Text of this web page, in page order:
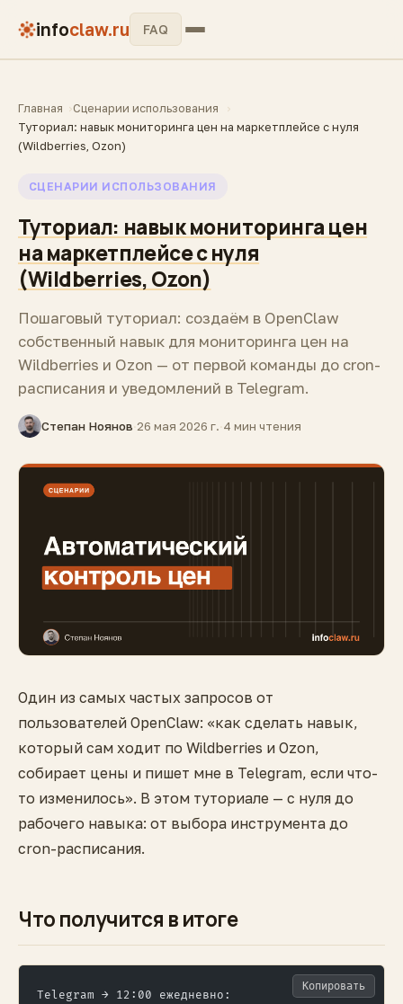
infoclaw.ru FAQ
Главная
Сценарии использования
Туториал: навык мониторинга цен на маркетплейсе с нуля
(Wildberries, Ozon)
СЦЕНАРИИ ИСПОЛЬЗОВАНИЯ
Туториал: навык мониторинга цен
на маркетплейсе с нуля
(Wildberries, Ozon)
Пошаговый туториал: создаём в OpenClaw
собственный навык для мониторинга цен на
Wildberries и Ozon — от первой команды до cron-
расписания и уведомлений в Telegram.
Степан Ноянов·26 мая 2026 г.·4 мин чтения
Один из самых частых запросов от
пользователей OpenClaw: «как сделать навык,
который сам ходит по Wildberries и Ozon,
собирает цены и пишет мне в Telegram, если что-
то изменилось». В этом туториале — с нуля до
рабочего навыка: от выбора инструмента до
cron-расписания.
Что получится в итоге
Telegram → 12:00 ежедневно:
Копировать